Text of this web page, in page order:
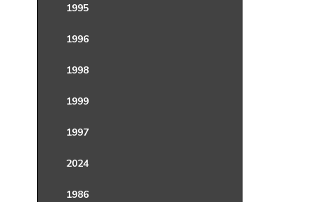
1995
1996
1998
1999
1997
2024
1986